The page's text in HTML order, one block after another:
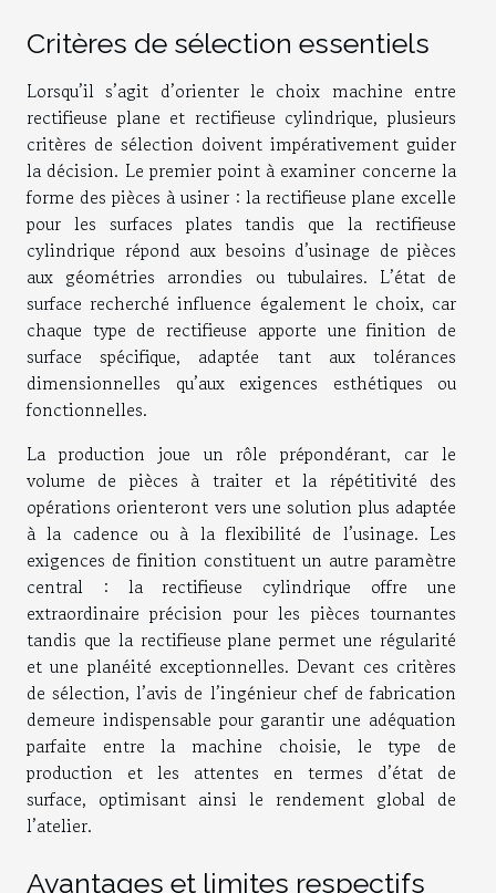
Critères de sélection essentiels
Lorsqu’il s’agit d’orienter le choix machine entre
rectifieuse plane et rectifieuse cylindrique, plusieurs
critères de sélection doivent impérativement guider
la décision. Le premier point à examiner concerne la
forme des pièces à usiner : la rectifieuse plane excelle
pour les surfaces plates tandis que la rectifieuse
cylindrique répond aux besoins d’usinage de pièces
aux géométries arrondies ou tubulaires. L’état de
surface recherché influence également le choix, car
chaque type de rectifieuse apporte une finition de
surface spécifique, adaptée tant aux tolérances
dimensionnelles qu’aux exigences esthétiques ou
fonctionnelles.
La production joue un rôle prépondérant, car le
volume de pièces à traiter et la répétitivité des
opérations orienteront vers une solution plus adaptée
à la cadence ou à la flexibilité de l’usinage. Les
exigences de finition constituent un autre paramètre
central : la rectifieuse cylindrique offre une
extraordinaire précision pour les pièces tournantes
tandis que la rectifieuse plane permet une régularité
et une planéité exceptionnelles. Devant ces critères
de sélection, l’avis de l’ingénieur chef de fabrication
demeure indispensable pour garantir une adéquation
parfaite entre la machine choisie, le type de
production et les attentes en termes d’état de
surface, optimisant ainsi le rendement global de
l’atelier.
Avantages et limites respectifs